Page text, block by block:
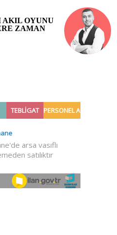
AKIL OYUNU
ZAMAN